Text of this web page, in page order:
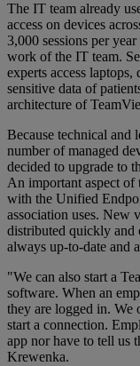
The IT team already
access on devices
3,000 sessions per
work of the IT team.
experts access
sensitive data of
architecture of
Because technical and
number of managed
decided to upgrade to
An important aspect of
with the Unified
association uses. New
distributed quickly and
always up-to-date and
"We can also start a
software. When an
they are logged in. We
start a connection.
app nor have to tell us
Krewenka.